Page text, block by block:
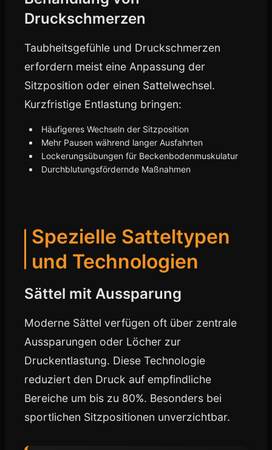
Druckschmerzen
Taubheitsgefühle und Druckschmerzen
erfordern meist eine Anpassung der
Sitzposition oder einen Sattelwechsel.
Kurzfristige Entlastung bringen:
Häufigeres Wechseln der Sitzposition
Mehr Pausen während langer Ausfahrten
Lockerungsübungen für Beckenbodenmuskulatur
Durchblutungsfördernde Maßnahmen
Spezielle Satteltypen
und Technologien
Sättel mit Aussparung
Moderne Sättel verfügen oft über zentrale
Aussparungen oder Löcher zur
Druckentlastung. Diese Technologie
reduziert den Druck auf empfindliche
Bereiche um bis zu 80%. Besonders bei
sportlichen Sitzpositionen unverzichtbar.